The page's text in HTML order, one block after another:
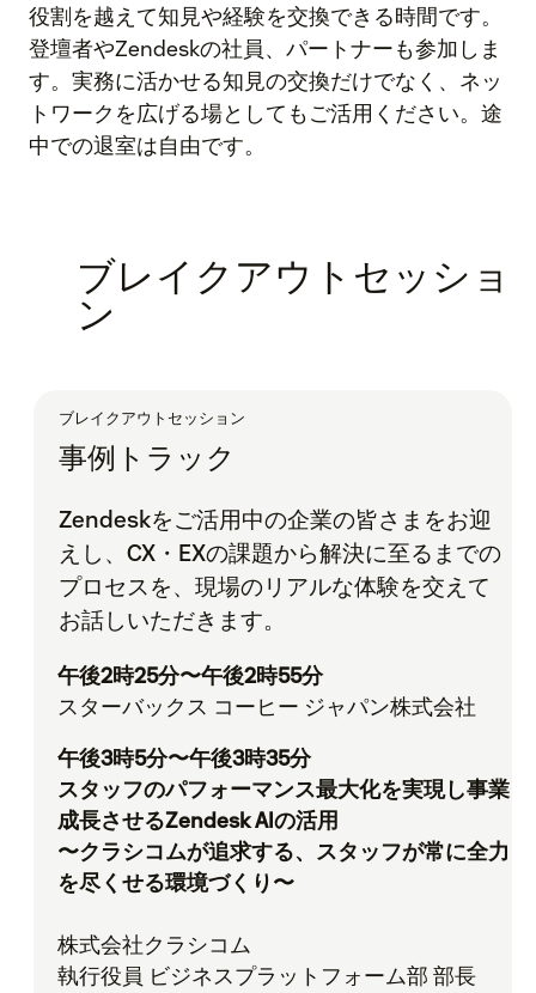
役割を越えて知見や経験を交換できる時間です。
登壇者やZendeskの社員、パートナーも参加しま
す。実務に活かせる知見の交換だけでなく、ネッ
トワークを広げる場としてもご活用ください。途
中での退室は自由です。
ブレイクアウトセッショ
ン
ブレイクアウトセッション
事例トラック
Zendeskをご活用中の企業の皆さまをお迎
えし、CX・EXの課題から解決に至るまでの
プロセスを、現場のリアルな体験を交えて
お話しいただきます。
午後2時25分〜午後2時55分
スターバックス コーヒー ジャパン株式会社
午後3時5分〜午後3時35分
スタッフのパフォーマンス最大化を実現し事業
成長させるZendesk AIの活用
〜クラシコムが追求する、スタッフが常に全力
を尽くせる環境づくり〜
株式会社クラシコム
執行役員 ビジネスプラットフォーム部 部長